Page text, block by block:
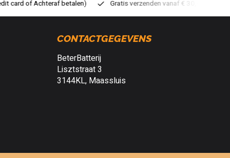
verzenden vanaf € 30,- (NL) Verzendkosten € 2,95 (NL)
CONTACTGEGEVENS
BeterBatterij
Lisztstraat 3
3144KL, Maassluis